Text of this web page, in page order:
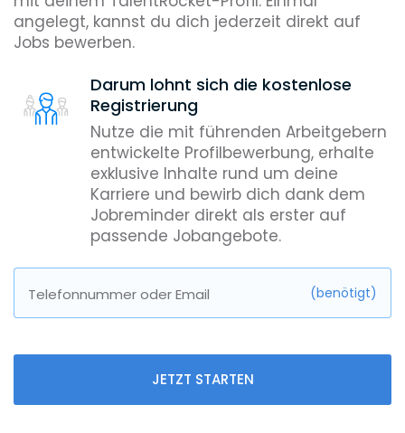
angelegt, kannst du dich jederzeit direkt auf
Jobs bewerben.
Darum lohnt sich die kostenlose
Registrierung
Nutze die mit führenden Arbeitgebern
entwickelte Profilbewerbung, erhalte
exklusive Inhalte rund um deine
Karriere und bewirb dich dank dem
Jobreminder direkt als erster auf
passende Jobangebote.
Telefonnummer oder Email (benötigt)
JETZT STARTEN